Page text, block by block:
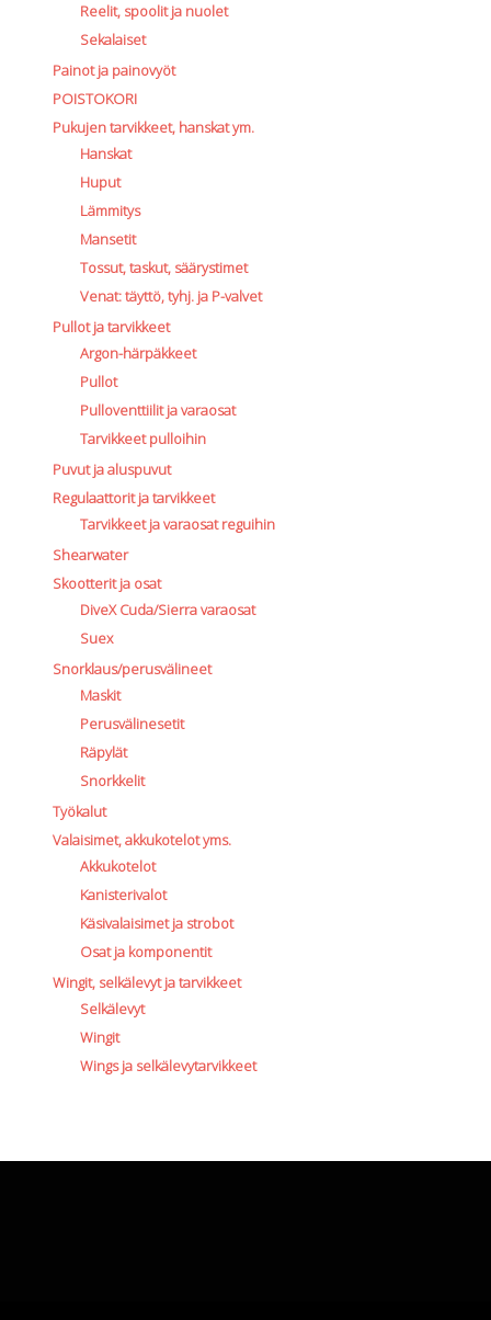
Reelit, spoolit ja nuolet
Sekalaiset
Painot ja painovyöt
POISTOKORI
Pukujen tarvikkeet, hanskat ym.
Hanskat
Huput
Lämmitys
Mansetit
Tossut, taskut, säärystimet
Venat: täyttö, tyhj. ja P-valvet
Pullot ja tarvikkeet
Argon-härpäkkeet
Pullot
Pulloventtiilit ja varaosat
Tarvikkeet pulloihin
Puvut ja aluspuvut
Regulaattorit ja tarvikkeet
Tarvikkeet ja varaosat reguihin
Shearwater
Skootterit ja osat
DiveX Cuda/Sierra varaosat
Suex
Snorklaus/perusvälineet
Maskit
Perusvälinesetit
Räpylät
Snorkkelit
Työkalut
Valaisimet, akkukotelot yms.
Akkukotelot
Kanisterivalot
Käsivalaisimet ja strobot
Osat ja komponentit
Wingit, selkälevyt ja tarvikkeet
Selkälevyt
Wingit
Wings ja selkälevytarvikkeet